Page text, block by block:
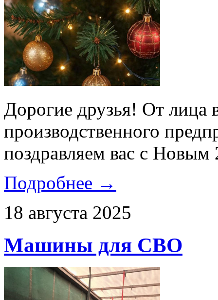
Дорогие друзья! От лица
производственного
поздравляем вас с Новым
Подробнее →
18 августа 2025
Машины для СВО